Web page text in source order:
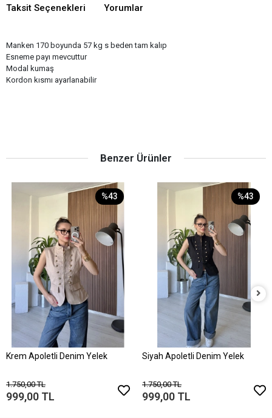
Taksit Seçenekleri Yorumlar
Manken 170 boyunda 57 kg s beden tam kalıp
Esneme payı mevcuttur
Modal kumaş
Kordon kısmı ayarlanabilir
Benzer Ürünler
%43
Krem Apoletli Denim Yelek
1.750,00 TL
999,00 TL
%43
Siyah Apoletli Denim Yelek
1.750,00 TL
999,00 TL